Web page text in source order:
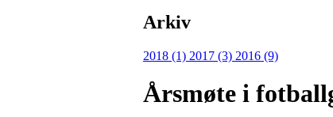
Arkiv
2018 (1) 2017 (3) 2016 (9)
Årsmøte i